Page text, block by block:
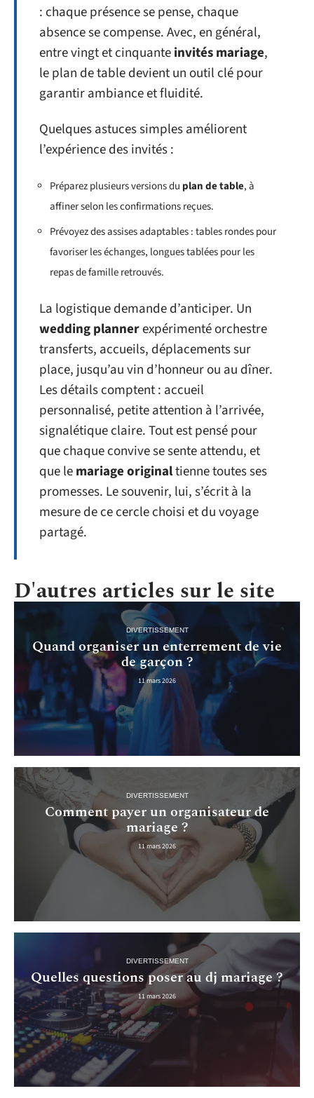
: chaque présence se pense, chaque
absence se compense. Avec, en général,
entre vingt et cinquanteinvités mariage,
le plan de table devient un outil clé pour
garantir ambiance et fluidité.
Quelques astuces simples améliorent
l’expérience des invités :
Préparez plusieurs versions du plan de table, à
affiner selon les confirmations reçues.
Prévoyez des assises adaptables : tables rondes pour
favoriser les échanges, longues tablées pour les
repas de famille retrouvés.
La logistique demande d’anticiper. Un
wedding plannerexpérimenté orchestre
transferts, accueils, déplacements sur
place, jusqu’au vin d’honneur ou au dîner.
Les détails comptent : accueil
personnalisé, petite attention à l’arrivée,
signalétique claire. Tout est pensé pour
que chaque convive se sente attendu, et
que lemariage originaltienne toutes ses
promesses. Le souvenir, lui, s’écrit à la
mesure de ce cercle choisi et du voyage
partagé.
D'autres articles sur le site
DIVERTISSEMENT
Quand organiser un enterrement de vie
de garçon ?
11 mars 2026
DIVERTISSEMENT
Comment payer un organisateur de
mariage ?
11 mars 2026
DIVERTISSEMENT
Quelles questions poser au dj mariage ?
11 mars 2026